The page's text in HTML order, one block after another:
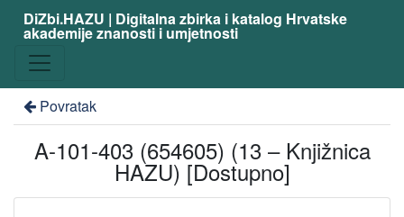
DiZbi.HAZU | Digitalna zbirka i katalog Hrvatske
akademije znanosti i umjetnosti
Povratak
A-101-403 (654605) (13 – Knjižnica
HAZU) [Dostupno]